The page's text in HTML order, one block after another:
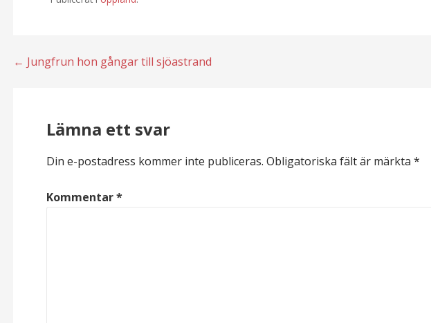
Inläggsnavigering
← Jungfrun hon gångar till sjöastrand
Lämna ett svar
Din e-postadress kommer inte publiceras. Obligatoriska fält är märkta *
Kommentar*